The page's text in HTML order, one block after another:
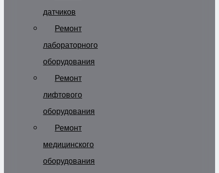
датчиков
Ремонт
лабораторного
оборудования
Ремонт
лифтового
оборудования
Ремонт
медицинского
оборудования